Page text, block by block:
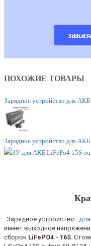
ПОХОЖИЕ ТОВАРЫ
Зарядное устройство для
Зарядное устройство для
Зарядное устройство для
имеет выходное
сборок LiFePO4 - 16S .